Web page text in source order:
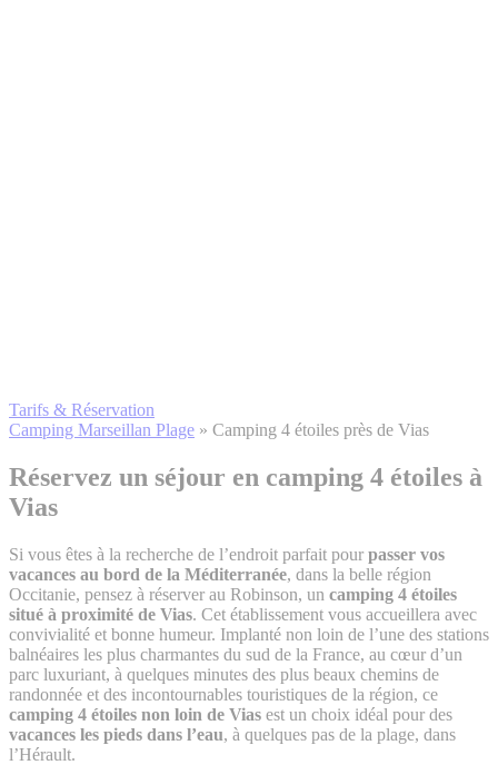
Tarifs & Réservation
Camping Marseillan Plage » Camping 4 étoiles près de Vias
Réservez un séjour en camping 4 étoiles à
Vias
Si vous êtes à la recherche de l’endroit parfait pour passer vos
vacances au bord de la Méditerranée, dans la belle région
Occitanie, pensez à réserver au Robinson, un camping 4 étoiles
situé à proximité de Vias. Cet établissement vous accueillera avec
convivialité et bonne humeur. Implanté non loin de l’une des stations
balnéaires les plus charmantes du sud de la France, au cœur d’un
parc luxuriant, à quelques minutes des plus beaux chemins de
randonnée et des incontournables touristiques de la région, ce
camping 4 étoiles non loin de Vias est un choix idéal pour des
vacances les pieds dans l’eau, à quelques pas de la plage, dans
l’Hérault.